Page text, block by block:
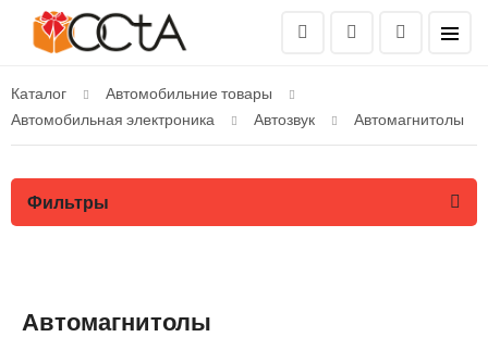
Каталог
Автомобильние товары
Автомобильная электроника
Автозвук Автомагнитолы
Фильтры
Автомагнитолы